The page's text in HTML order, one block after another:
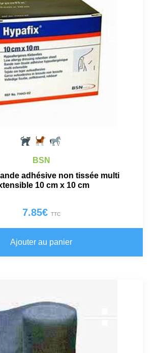
BSN
adhésive non tissée multi
10 cm x 10 cm
7.85€ TTC
Ajouter au panier